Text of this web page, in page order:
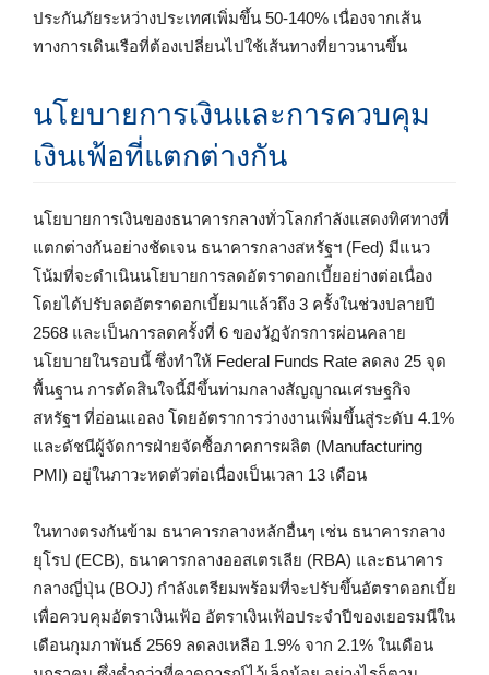
ประกันภัยระหว่างประเทศเพิ่มขึ้น 50-140% เนื่องจากเส้น
ทางการเดินเรือที่ต้องเปลี่ยนไปใช้เส้นทางที่ยาวนานขึ้น
นโยบายการเงินและการควบคุม
เงินเฟ้อที่แตกต่างกัน
นโยบายการเงินของธนาคารกลางทั่วโลกกำลังแสดงทิศทางที่
แตกต่างกันอย่างชัดเจน ธนาคารกลางสหรัฐฯ (Fed) มีแนว
โน้มที่จะดำเนินนโยบายการลดอัตราดอกเบี้ยอย่างต่อเนื่อง
โดยได้ปรับลดอัตราดอกเบี้ยมาแล้วถึง 3 ครั้งในช่วงปลายปี
2568 และเป็นการลดครั้งที่ 6 ของวัฏจักรการผ่อนคลาย
นโยบายในรอบนี้ ซึ่งทำให้ Federal Funds Rate ลดลง 25 จุด
พื้นฐาน การตัดสินใจนี้มีขึ้นท่ามกลางสัญญาณเศรษฐกิจ
สหรัฐฯ ที่อ่อนแอลง โดยอัตราการว่างงานเพิ่มขึ้นสู่ระดับ 4.1%
และดัชนีผู้จัดการฝ่ายจัดซื้อภาคการผลิต (Manufacturing
PMI) อยู่ในภาวะหดตัวต่อเนื่องเป็นเวลา 13 เดือน
ในทางตรงกันข้าม ธนาคารกลางหลักอื่นๆ เช่น ธนาคารกลาง
ยุโรป (ECB), ธนาคารกลางออสเตรเลีย (RBA) และธนาคาร
กลางญี่ปุ่น (BOJ) กำลังเตรียมพร้อมที่จะปรับขึ้นอัตราดอกเบี้ย
เพื่อควบคุมอัตราเงินเฟ้อ อัตราเงินเฟ้อประจำปีของเยอรมนีใน
เดือนกุมภาพันธ์ 2569 ลดลงเหลือ 1.9% จาก 2.1% ในเดือน